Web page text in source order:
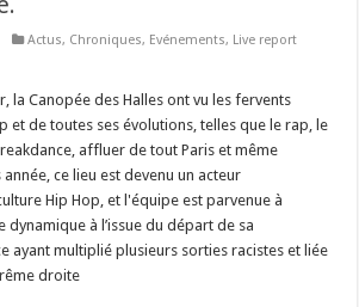
Actus, Chroniques, Evénements, Live report
la Canopée des Halles ont vu les fervents
et de toutes ses évolutions, telles que le rap, le
affluer de tout Paris et même
année, ce lieu est devenu un acteur
Hip Hop, et l'équipe est parvenue à
à l’issue du départ de sa
ayant multiplié plusieurs sorties racistes et liée
droite